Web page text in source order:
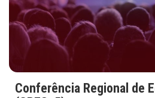
Conferência Regional de